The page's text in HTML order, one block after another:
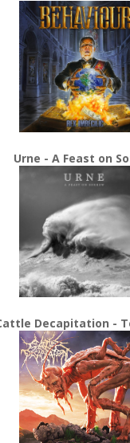
Urne - A Feast on
Decapitation -